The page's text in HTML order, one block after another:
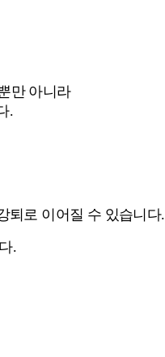
만 아니라
.
퇴로 이어질 수 있습니다.
.